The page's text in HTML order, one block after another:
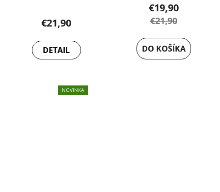
€21,90
DETAIL
€19,90
€21,90
DO KOŠÍKA
NOVINKA